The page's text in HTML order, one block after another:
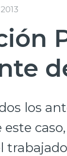
los